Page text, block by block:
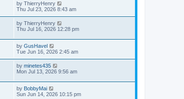
by ThierryHenry
Thu Jul 23, 2026 8:43 am
by ThierryHenry
Thu Jul 16, 2026 12:28 pm
by GusHavel
Tue Jun 16, 2026 2:45 am
by minetes435
Mon Jul 13, 2026 9:56 am
by BobbyMai
Sun Jun 14, 2026 10:15 pm